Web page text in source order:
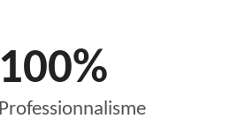
100%
Professionnalisme